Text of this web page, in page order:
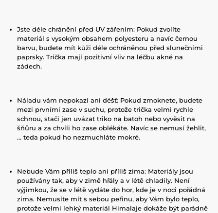
Jste déle chránění před UV zářením: Pokud zvolíte
materiál s vysokým obsahem polyesteru a navíc černou
barvu, budete mít kůži déle ochráněnou před slunečními
paprsky. Trička mají pozitivní vliv na léčbu akné na
zádech.
Náladu vám nepokazí ani déšť: Pokud zmoknete, budete
mezi prvními zase v suchu, protože trička velmi rychle
schnou, stačí jen uvázat triko na batoh nebo vyvěsit na
šňůru a za chvíli ho zase oblékáte. Navíc se nemusí žehlit,
... teda pokud ho nezmuchláte mokré.
Nebude Vám příliš teplo ani příliš zima: Materiály jsou
používány tak, aby v zimě hřály a v létě chladily. Není
výjimkou, že se v létě vydáte do hor, kde je v noci pořádná
zima. Nemusíte mít s sebou peřinu, aby Vám bylo teplo,
protože velmi lehký materiál Himalaje dokáže být parádně